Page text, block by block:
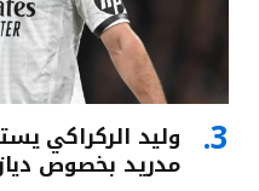
وليد الركراكي
مدريد بخصوص